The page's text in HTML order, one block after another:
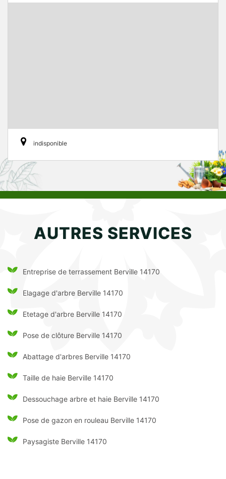
indisponible
AUTRES SERVICES
Entreprise de terrassement Berville 14170
Elagage d'arbre Berville 14170
Etetage d'arbre Berville 14170
Pose de clôture Berville 14170
Abattage d'arbres Berville 14170
Taille de haie Berville 14170
Dessouchage arbre et haie Berville 14170
Pose de gazon en rouleau Berville 14170
Paysagiste Berville 14170